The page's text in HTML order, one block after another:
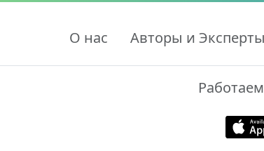
О нас Авторы и Эксперты